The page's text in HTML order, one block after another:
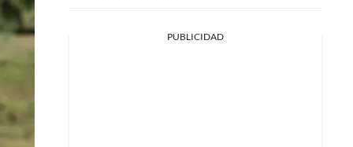
PUBLICIDAD